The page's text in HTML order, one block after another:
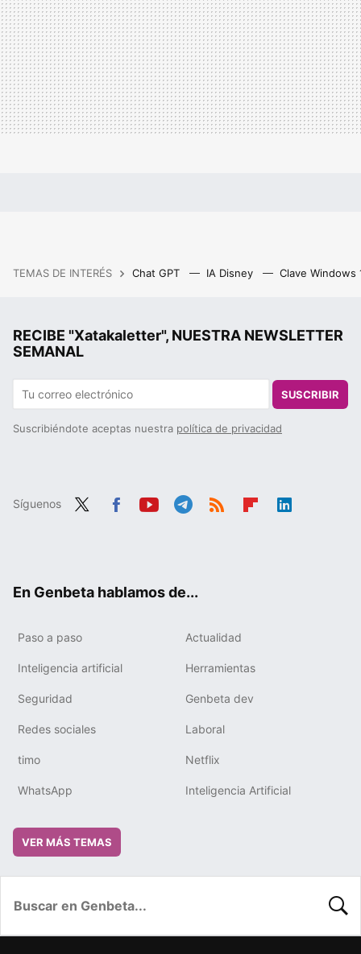
TEMAS DE INTERÉS Chat GPT IA Disney Clave Windows
RECIBE "Xatakaletter", NUESTRA NEWSLETTER
SEMANAL
SUSCRIBIR
Suscribiéndote aceptas nuestra política de privacidad
Síguenos
En Genbeta hablamos de...
Paso a paso Actualidad
Inteligencia artificial Herramientas
Seguridad Genbeta dev
Redes sociales Laboral
timo Netflix
WhatsApp Inteligencia Artificial
VER MÁS TEMAS